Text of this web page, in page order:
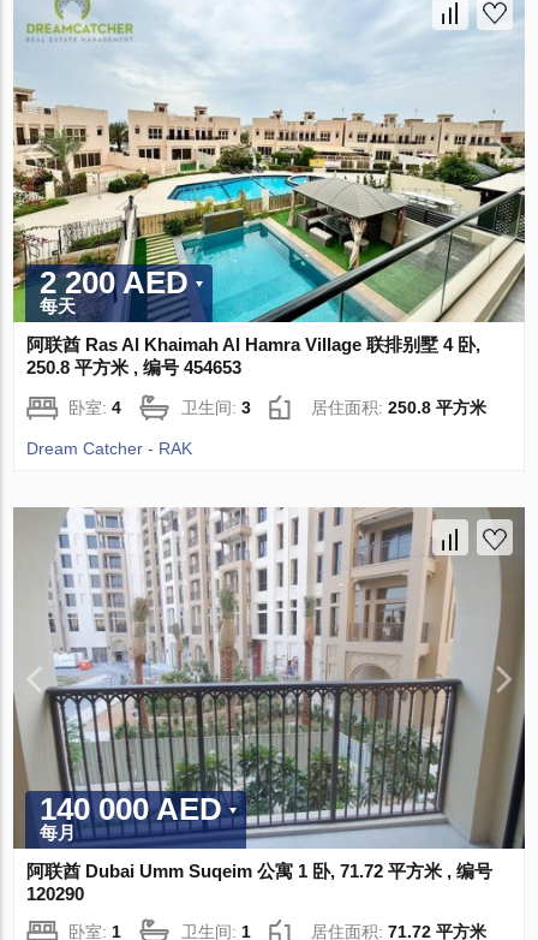
2 200 AED
每天
阿联酋 Ras Al Khaimah Al Hamra Village 联排别墅 4 卧,
250.8 平方米 , 编号 454653
卧室:4 卫生间:3 居住面积:250.8 平方米
Dream Catcher - RAK
140 000 AED
每月
阿联酋 Dubai Umm Suqeim 公寓 1 卧, 71.72 平方米 , 编号
120290
卧室: 1 卫生间: 1 居住面积:71.72 平方米